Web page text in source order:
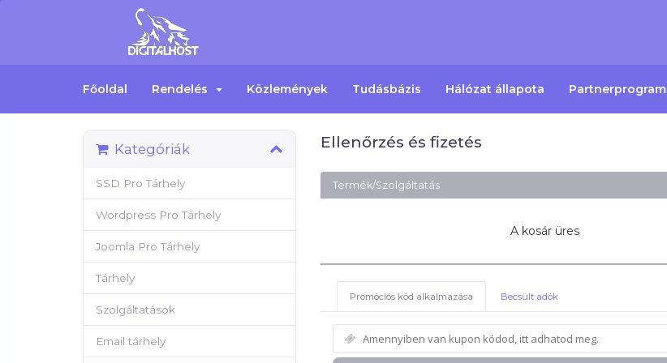
Főoldal Rendelés Közlemények Tudásbázis Hálózat állapota Partnerprogram
Ellenőrzés és fizetés
Kategóriák
SSD Pro Tárhely
Wordpress Pro Tárhely
Joomla Pro Tárhely
Tárhely
Szolgáltatások
Email tárhely
Termék/Szolgáltatás
A kosár üres
Promóciós kód alkalmazása Becsült adók